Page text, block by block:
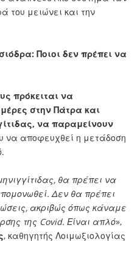
του μειώνει και την
Ποιοι δεν πρέπει να
πρόκειται να
στην Πάτρα και
να παραμείνουν
να αποφευχθεί η μετάδοση
θα πρέπει να
Δεν θα πρέπει
ακριβώς όπως κάναμε
της Covid. Είναι απλό»,
, καθηγητής Λοιμωξιολογίας